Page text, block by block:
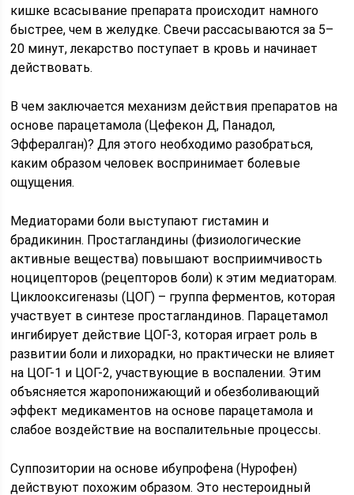
кишке всасывание препарата происходит намного
быстрее, чем в желудке. Свечи рассасываются за 5–
20 минут, лекарство поступает в кровь и начинает
действовать.
В чем заключается механизм действия препаратов на
основе парацетамола (Цефекон Д, Панадол,
Эффералган)? Для этого необходимо разобраться,
каким образом человек воспринимает болевые
ощущения.
Медиаторами боли выступают гистамин и
брадикинин. Простагландины (физиологические
активные вещества) повышают восприимчивость
ноцицепторов (рецепторов боли) к этим медиаторам.
Циклооксигеназы (ЦОГ) – группа ферментов, которая
участвует в синтезе простагландинов. Парацетамол
ингибирует действие ЦОГ-3, которая играет роль в
развитии боли и лихорадки, но практически не влияет
на ЦОГ-1 и ЦОГ-2, участвующие в воспалении. Этим
объясняется жаропонижающий и обезболивающий
эффект медикаментов на основе парацетамола и
слабое воздействие на воспалительные процессы.
Суппозитории на основе ибупрофена (Нурофен)
действуют похожим образом. Это нестероидный